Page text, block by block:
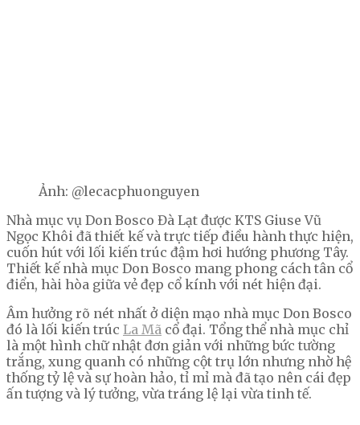
Ảnh: @lecacphuonguyen
Nhà mục vụ Don Bosco Đà Lạt được KTS Giuse Vũ
Ngọc Khôi đã thiết kế và trực tiếp điều hành thực hiện,
cuốn hút với lối kiến trúc đậm hơi hướng phương Tây.
Thiết kế nhà mục Don Bosco mang phong cách tân cổ
điển, hài hòa giữa vẻ đẹp cổ kính với nét hiện đại.
Âm hưởng rõ nét nhất ở diện mạo nhà mục Don Bosco
đó là lối kiến trúc La Mã cổ đại. Tổng thể nhà mục chỉ
là một hình chữ nhật đơn giản với những bức tường
trắng, xung quanh có những cột trụ lớn nhưng nhờ hệ
thống tỷ lệ và sự hoàn hảo, tỉ mỉ mà đã tạo nên cái đẹp
ấn tượng và lý tưởng, vừa tráng lệ lại vừa tinh tế.